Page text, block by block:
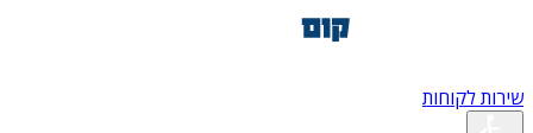
שירות לקוחות